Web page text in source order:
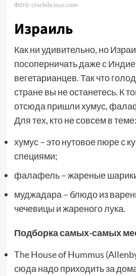
Фото: chichilicious.com
Израиль
Как ни удивительно, но
посоперничать даже с
вегетарианцев. Так что
стране вы не останетесь. К
отсюда пришли хумус,
Для тех, кто не совсем в теме:
хумус – это нутовое пюре с
специями;
фалафель – жареные
муджадара – блюдо из
чечевицы и жареного лука.
Подборка самых-самых
The House of Hummus
сюда надо приходить за